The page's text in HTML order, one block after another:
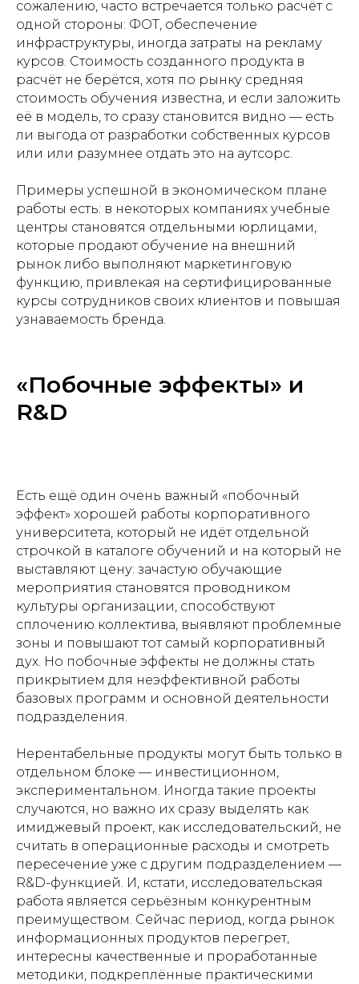
сожалению, часто встречается только расчёт с
одной стороны: ФОТ, обеспечение
инфраструктуры, иногда затраты на рекламу
курсов. Стоимость созданного продукта в
расчёт не берётся, хотя по рынку средняя
стоимость обучения известна, и если заложить
её в модель, то сразу становится видно — есть
ли выгода от разработки собственных курсов
или или разумнее отдать это на аутсорс.
Примеры успешной в экономическом плане
работы есть: в некоторых компаниях учебные
центры становятся отдельными юрлицами,
которые продают обучение на внешний
рынок либо выполняют маркетинговую
функцию, привлекая на сертифицированные
курсы сотрудников своих клиентов и повышая
узнаваемость бренда.
«Побочные эффекты» и
R&D
Есть ещё один очень важный «побочный
эффект» хорошей работы корпоративного
университета, который не идёт отдельной
строчкой в каталоге обучений и на который не
выставляют цену: зачастую обучающие
мероприятия становятся проводником
культуры организации, способствуют
сплочению коллектива, выявляют проблемные
зоны и повышают тот самый корпоративный
дух. Но побочные эффекты не должны стать
прикрытием для неэффективной работы
базовых программ и основной деятельности
подразделения.
Нерентабельные продукты могут быть только в
отдельном блоке — инвестиционном,
экспериментальном. Иногда такие проекты
случаются, но важно их сразу выделять как
имиджевый проект, как исследовательский, не
считать в операционные расходы и смотреть
пересечение уже с другим подразделением —
R&D-функцией. И, кстати, исследовательская
работа является серьёзным конкурентным
преимуществом. Сейчас период, когда рынок
информационных продуктов перегрет,
интересны качественные и проработанные
методики, подкреплённые практическими